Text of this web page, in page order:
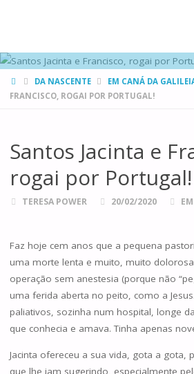
HOMEDA NASCENTE EM CANÁ DA
FRANCISCO, ROGAI POR PORTUGAL!
Santos Jacinta e
rogai por Portugal!
TERESA POWER 20/02/2020
Faz hoje cem anos que a pequena
uma morte lenta e muito, muito
operação sem anestesia (porque não
uma ferida aberta no peito, como a
paliativos, sozinha num hospital, longe
que conhecia e amava. Tinha apenas
Jacinta ofereceu a sua vida, gota a gota,
que lhe iam sugerindo, especialmente